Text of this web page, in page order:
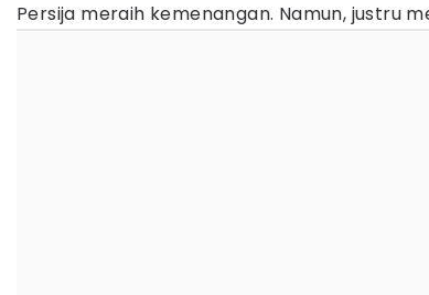
Persija meraih kemenangan. Namun, justru